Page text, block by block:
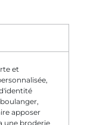
et
apposer
une broderie